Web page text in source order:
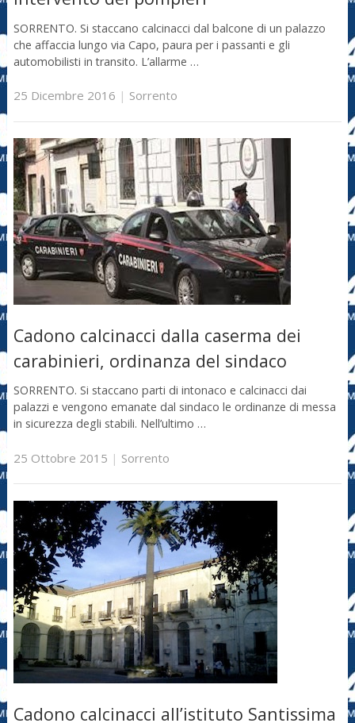
SORRENTO. Si staccano calcinacci dal balcone di un palazzo
che affaccia lungo via Capo, paura per i passanti e gli
automobilisti in transito. L’allarme …
25 Dicembre 2016 | Sorrento
Cadono calcinacci dalla caserma dei
carabinieri, ordinanza del sindaco
SORRENTO. Si staccano parti di intonaco e calcinacci dai
palazzi e vengono emanate dal sindaco le ordinanze di messa
in sicurezza degli stabili. Nell’ultimo …
25 Ottobre 2015 | Sorrento
Cadono calcinacci all’istituto Santissima